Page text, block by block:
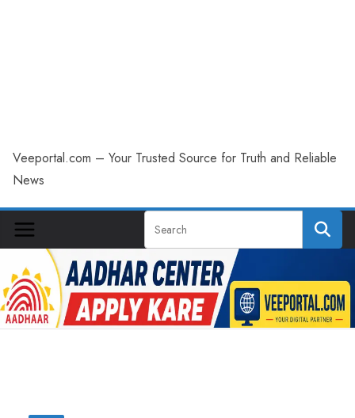
Veeportal.com – Your Trusted Source for Truth and Reliable
News